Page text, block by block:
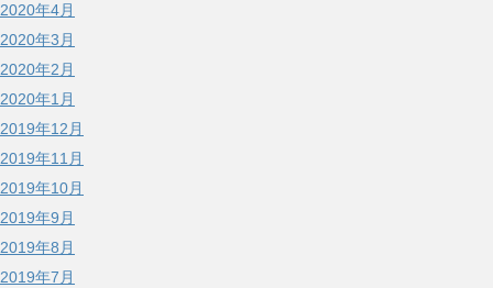
2020年4月
2020年3月
2020年2月
2020年1月
2019年12月
2019年11月
2019年10月
2019年9月
2019年8月
2019年7月